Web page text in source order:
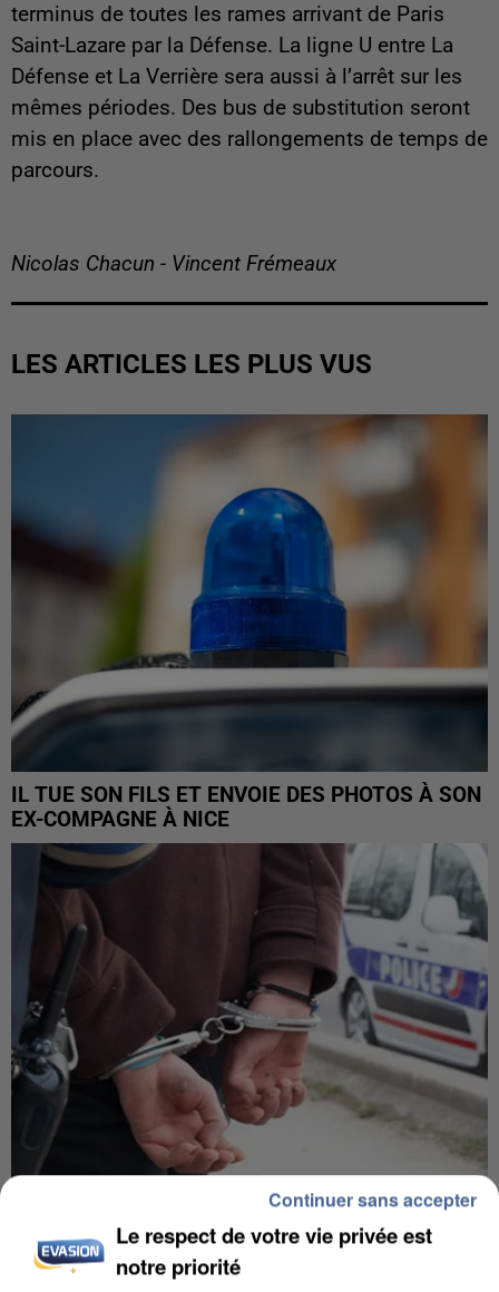
terminus de toutes les rames arrivant de Paris
Saint-Lazare par la Défense. La ligne U entre La
Défense et La Verrière sera aussi à l’arrêt sur les
mêmes périodes. Des bus de substitution seront
mis en place avec des rallongements de temps de
parcours.
Nicolas Chacun - Vincent Frémeaux
LES ARTICLES LES PLUS VUS
IL TUE SON FILS ET ENVOIE DES PHOTOS À SON
EX-COMPAGNE À NICE
L’UN DES FONDATEURS SUPPOSÉS DE LA DZ
MAFIA INTERPELLÉ EN ALGÉRIE
Le respect de votre vie privée est
notre priorité
Continuer sans accepter